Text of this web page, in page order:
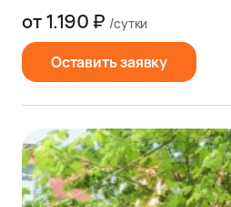
Оставить заявку
от 1.190 ₽ /сутки